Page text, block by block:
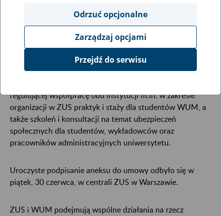
Uniwersytet Medyczny zdecydowały o
przedłużeniu współpracy w zakresie szeroko
rozumianej edukacji.
Prezes ZUS prof. Gertruda Uścińska oraz rektor WUM
regulującej współpracę obu instytucji m.in. w zakresie
organizacji w ZUS praktyk i staży dla studentów WUM, a
także szkoleń i konsultacji na temat ubezpieczeń
społecznych dla studentów, wykładowców oraz
pracowników administracyjnych uniwersytetu.
Uroczyste podpisanie aneksu do umowy odbyło się w
piątek, 30 czerwca, w centrali ZUS w Warszawie.
ZUS i WUM podejmują wspólne działania na rzecz
Odrzuć opcjonalne
Zarządzaj opcjami
Przejdź do serwisu